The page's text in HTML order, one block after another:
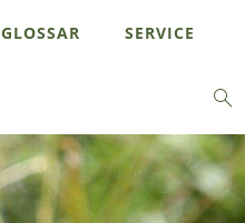
GLOSSAR SERVICE